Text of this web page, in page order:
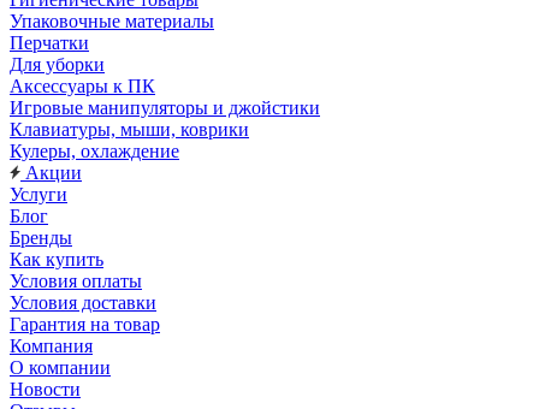
Упаковочные материалы
Перчатки
Для уборки
Аксессуары к ПК
Игровые манипуляторы и джойстики
Клавиатуры, мыши, коврики
Кулеры, охлаждение
Акции
Услуги
Блог
Бренды
Как купить
Условия оплаты
Условия доставки
Гарантия на товар
Компания
О компании
Новости